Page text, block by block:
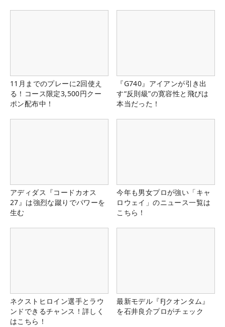
11月までのプレーに2回使え
る！コース限定3,500円クー
ポン配布中！
『G740』アイアンが引き出
す“反則級”の寛容性と飛びは
本当だった！
アディダス『コードカオス
27』は強烈な蹴りでパワーを
生む
今年も男女プロが強い「キャ
ロウェイ」のニュース一覧は
こちら！
ネクストヒロイン選手とラウ
ンドできるチャンス！詳しく
はこちら！
最新モデル『FJクオンタム』
を石井良介プロがチェック